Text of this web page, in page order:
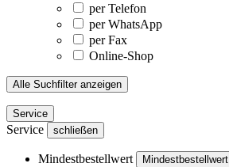
per Telefon
per WhatsApp
per Fax
Online-Shop
Alle Suchfilter anzeigen
Service
Service schließen
Mindestbestellwert Mindestbestellwert